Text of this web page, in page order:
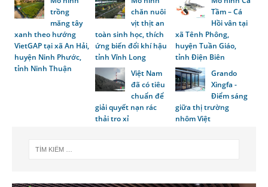
trồng
măng tây
xanh theo hướng
VietGAP tại xã An Hải,
huyện Ninh Phước,
tỉnh Ninh Thuận
chăn nuôi
vịt thịt an
toàn sinh học, thích
ứng biến đổi khí hậu
tỉnh Vĩnh Long
Tầm – Cá
Hồi vân tại
xã Tênh Phông,
huyện Tuần Giáo,
tỉnh Điện Biên
Việt Nam
đã có tiêu
chuẩn để
giải quyết nạn rác
thải tro xỉ
Grando
Xingfa -
Điểm sáng
giữa thị trường
nhôm Việt